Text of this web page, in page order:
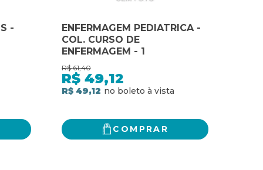
-
ENFERMAGEM PEDIATRICA -
COL. CURSO DE
ENFERMAGEM - 1
R$ 61,40
R$ 49,12
R$ 49,12
COMPRAR